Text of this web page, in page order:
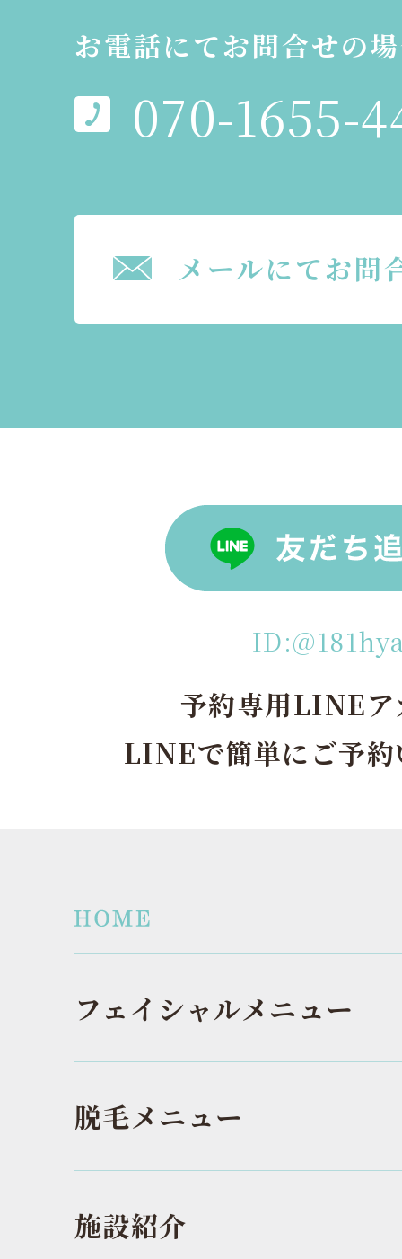
お電話にてお問合せの
070-1655-
メールにてお問
予約専用LINEア
LINEで簡単にご予
フェイシャルメニュー
脱毛メニュー
施設紹介